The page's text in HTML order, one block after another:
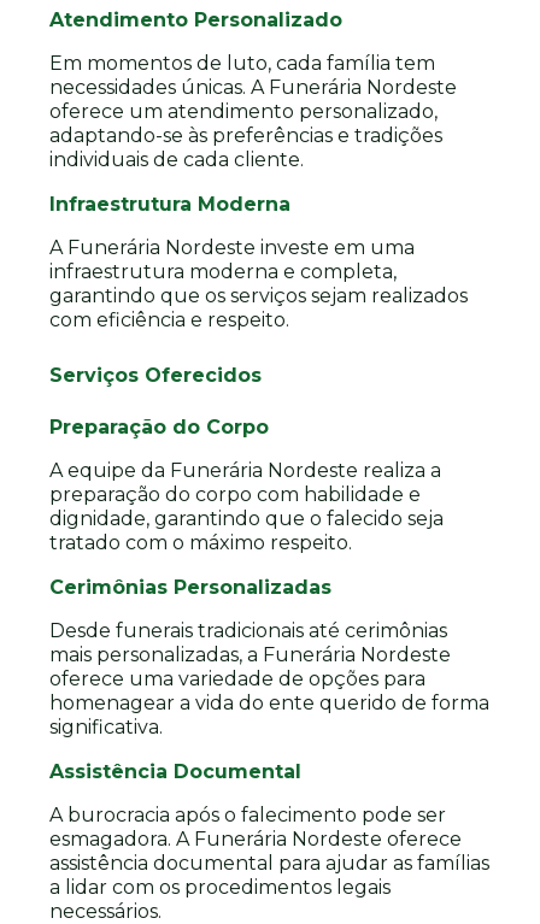
Atendimento Personalizado
Em momentos de luto, cada família tem
necessidades únicas. A Funerária Nordeste
oferece um atendimento personalizado,
adaptando-se às preferências e tradições
individuais de cada cliente.
Infraestrutura Moderna
A Funerária Nordeste investe em uma
infraestrutura moderna e completa,
garantindo que os serviços sejam realizados
com eficiência e respeito.
Serviços Oferecidos
Preparação do Corpo
A equipe da Funerária Nordeste realiza a
preparação do corpo com habilidade e
dignidade, garantindo que o falecido seja
tratado com o máximo respeito.
Cerimônias Personalizadas
Desde funerais tradicionais até cerimônias
mais personalizadas, a Funerária Nordeste
oferece uma variedade de opções para
homenagear a vida do ente querido de forma
significativa.
Assistência Documental
A burocracia após o falecimento pode ser
esmagadora. A Funerária Nordeste oferece
assistência documental para ajudar as famílias
a lidar com os procedimentos legais
necessários.